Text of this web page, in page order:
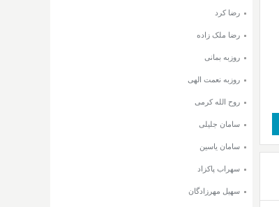
رضا کرد
رضا ملک زاده
روزبه بمانی
روزبه نعمت الهی
روح الله کرمی
سامان جلیلی
سامان یاسین
سهراب پاکزاد
سهیل مهرزادگان